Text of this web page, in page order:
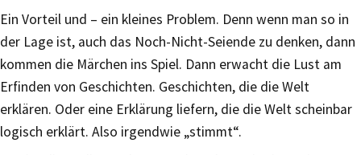
Ein Vorteil und – ein kleines Problem. Denn wenn man so in
der Lage ist, auch das Noch-Nicht-Seiende zu denken, dann
kommen die Märchen ins Spiel. Dann erwacht die Lust am
Erfinden von Geschichten. Geschichten, die die Welt
erklären. Oder eine Erklärung liefern, die die Welt scheinbar
logisch erklärt. Also irgendwie „stimmt“.